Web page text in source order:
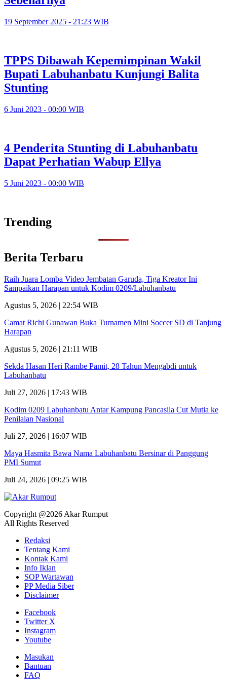
19 September 2025 - 21:23 WIB
TPPS Dibawah Kepemimpinan Wakil
Bupati Labuhanbatu Kunjungi Balita
Stunting
6 Juni 2023 - 00:00 WIB
4 Penderita Stunting di Labuhanbatu
Dapat Perhatian Wabup Ellya
5 Juni 2023 - 00:00 WIB
Trending
Berita Terbaru
Raih Juara Lomba Video Jembatan Garuda, Tiga Kreator Ini
Sampaikan Harapan untuk Kodim 0209/Labuhanbatu
Agustus 5, 2026 | 22:54 WIB
Camat Richi Gunawan Buka Turnamen Mini Soccer SD di Tanjung
Harapan
Agustus 5, 2026 | 21:11 WIB
Sekda Hasan Heri Rambe Pamit, 28 Tahun Mengabdi untuk
Labuhanbatu
Juli 27, 2026 | 17:43 WIB
Kodim 0209 Labuhanbatu Antar Kampung Pancasila Cut Mutia ke
Penilaian Nasional
Juli 27, 2026 | 16:07 WIB
Maya Hasmita Bawa Nama Labuhanbatu Bersinar di Panggung
PMI Sumut
Juli 24, 2026 | 09:25 WIB
Copyright @2026 Akar Rumput
All Rights Reserved
Redaksi
Tentang Kami
Kontak Kami
Info Iklan
SOP Wartawan
PP Media Siber
Disclaimer
Facebook
Twitter X
Instagram
Youtube
Masukan
Bantuan
FAQ